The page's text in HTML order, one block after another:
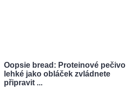
Oopsie bread: Proteinové pečivo
lehké jako obláček zvládnete
připravit ...